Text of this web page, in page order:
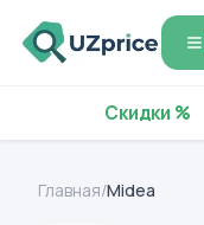
Скидки %
Главная/Midea